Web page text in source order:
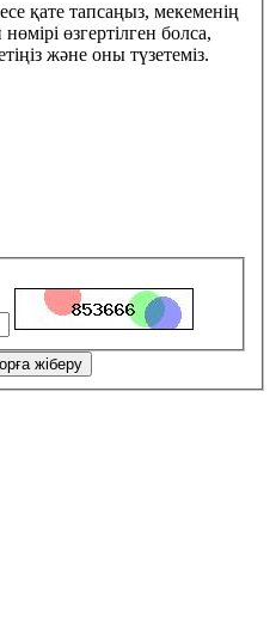
қате тапсаңыз, мекеменің
өзгертілген болса,
және оны түзетеміз.
жіберу